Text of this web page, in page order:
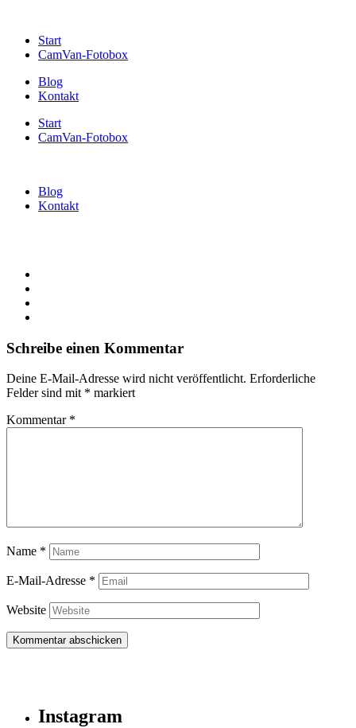
Start
CamVan-Fotobox
Blog
Kontakt
Start
CamVan-Fotobox
Blog
Kontakt
Schreibe einen Kommentar
Deine E-Mail-Adresse wird nicht veröffentlicht. Erforderliche
Felder sind mit * markiert
Kommentar *
Name *
E-Mail-Adresse *
Website
Instagram